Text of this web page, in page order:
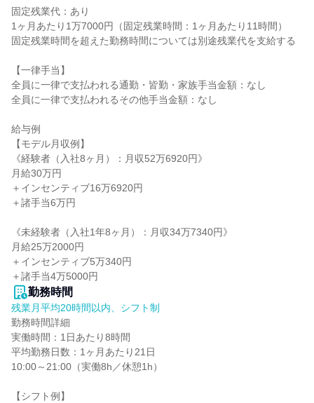
固定残業代：あり
1ヶ月あたり1万7000円（固定残業時間：1ヶ月あたり11時間）
固定残業時間を超えた勤務時間については別途残業代を支給する
【一律手当】
全員に一律で支払われる通勤・皆勤・家族手当金額：なし
全員に一律で支払われるその他手当金額：なし
給与例
【モデル月収例】
《経験者（入社8ヶ月）：月収52万6920円》
月給30万円
＋インセンティブ16万6920円
＋諸手当6万円
《未経験者（入社1年8ヶ月）：月収34万7340円》
月給25万2000円
＋インセンティブ5万340円
＋諸手当4万5000円
勤務時間
残業月平均20時間以内、シフト制
勤務時間詳細
実働時間：1日あたり8時間
平均勤務日数：1ヶ月あたり21日
10:00～21:00（実働8h／休憩1h）
【シフト例】